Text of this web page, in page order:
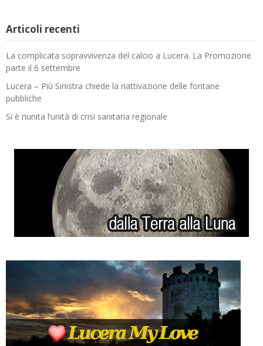
Articoli recenti
La complicata sopravvivenza del calcio a Lucera. La Promozione
parte il 6 settembre
Lucera – Più Sinistra chiede la riattivazione delle fontane
pubbliche
Si è riunita l’unità di crisi sanitaria regionale